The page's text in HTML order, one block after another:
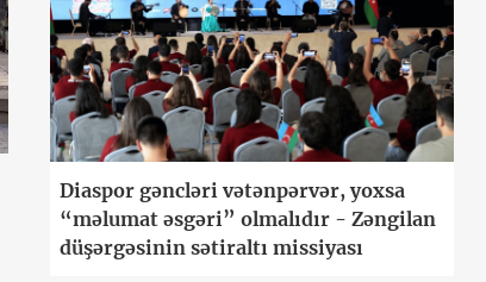
Diaspor gəncləri vətənpərvər, yoxsa
“məlumat əsgəri” olmalıdır - Zəngilan
düşərgəsinin sətiraltı missiyası